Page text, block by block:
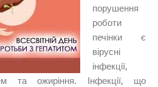
порушення
роботи
печінки є
вірусні
інфекції,
та ожиріння. Інфекції, що